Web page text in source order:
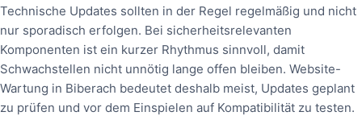
Technische Updates sollten in der Regel regelmäßig und nicht
nur sporadisch erfolgen. Bei sicherheitsrelevanten
Komponenten ist ein kurzer Rhythmus sinnvoll, damit
Schwachstellen nicht unnötig lange offen bleiben. Website-
Wartung in Biberach bedeutet deshalb meist, Updates geplant
zu prüfen und vor dem Einspielen auf Kompatibilität zu testen.